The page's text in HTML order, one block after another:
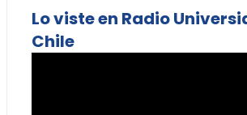
Lo viste en Radio
Chile